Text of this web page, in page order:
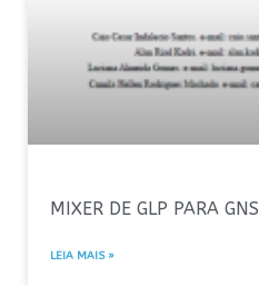
MIXER DE GLP PARA GNS
LEIA MAIS »